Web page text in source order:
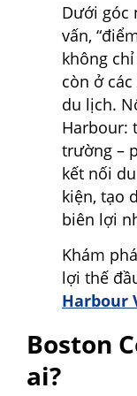
Dưới góc
vấn,
không
còn ở
du lịch.
Harbour:
trường –
kết nối
kiện, tạo
biên lợi
Khám
lợi thế
Harbour
Boston
ai?